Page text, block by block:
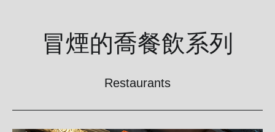
冒煙的喬餐飲系列
Restaurants